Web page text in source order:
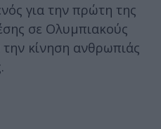
για την πρώτη της
σε Ολυμπιακούς
κίνηση ανθρωπιάς